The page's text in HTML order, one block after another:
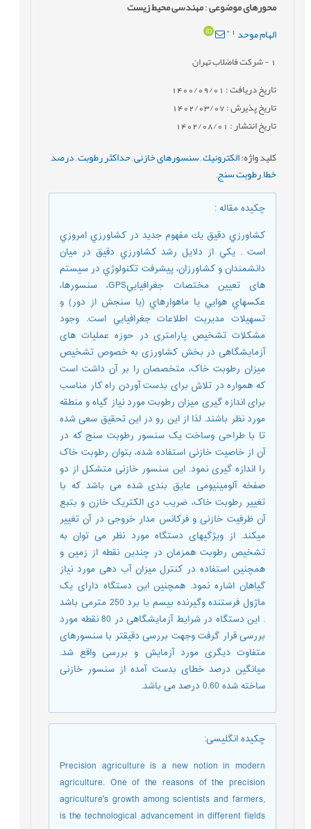
محورهای موضوعی:مهندسی محیط زیست
الهام موحد *
- شرکت فاضلاب تهران
تاریخ دریافت : 1400/09/01
تاریخ پذیرش : 1402/03/07
تاریخ انتشار : 1402/08/01
کلید واژه:الكترونيك,سنسورهای خازنی,حداکثر رطوبت,درصد
خطا,رطوبت سنج,
چکیده مقاله:
كشاورزي دقيق يك مفهوم جديد در كشاورزي امروزي
است . يكي از دلايل رشد كشاورزي دقيق در ميان
دانشمندان و كشاورزان، پيشرفت تكنولوژي در سيستم
های تعيين مختصات جغرافياييGPS، سنسورها،
عكسهاي هوايي يا ماهواره‏اي (يا سنجش از دور) و
تسهيلات مديريت اطلاعات جغرافيايي است. وجود
مشکلات تشخیص پارامتری در حوزه عملیات های
آزمایشگاهی در بخش کشاورزی به خصوص تشخیص
میزان رطوبت خاک، متخصصان را بر آن داشت است
که همواره در تلاش برای بدست آوردن راه کار مناسب
برای اندازه گیری میزان رطوبت مورد نیاز گیاه و منطقه
مورد نظر باشند. لذا از این رو در این تحقیق سعی شده
تا با طراحی وساخت یک سنسور رطوبت سنج که در
آن از خاصیت خازنی استفاده شده، بتوان رطوبت خاک
را اندازه گیری نمود. این سنسور خازنی متشکل از دو
صفخه آلومینیومی عایق بندی شده می باشد که با
تغییر رطوبت خاک، ضریب دی الکتریک خازن و بتبع
آن ظرفیت خازنی و فرکانس مدار خروجی در آن تغییر
میکند. از ویژگیهای دستگاه مورد نظر می توان به
تشخیص رطوبت همزمان در چندین نقطه از زمین و
همچنین استفاده در کنترل میزان آب دهی مورد نیاز
گیاهان اشاره نمود. همچنین این دستگاه دارای یک
ماژول فرستنده وگیرنده بیسم با برد 250 مترمی باشد
. این دستگاه در شرایط آزمایشگاهی در 80 نقطه مورد
بررسی قرار گرفت وجهت بررسی دقیقتر با سنسورهای
متفاوت دیگری مورد آزمایش و بررسی واقع شد.
میانگین درصد خطای بدست آمده از سنسور خازنی
ساخته شده 0.60 درصد می باشد.
چکیده انگلیسی:
Precision agriculture is a new notion in modern
agriculture. One of the reasons of the precision
agriculture's growth among scientists and farmers,
is the technological advancement in different fields